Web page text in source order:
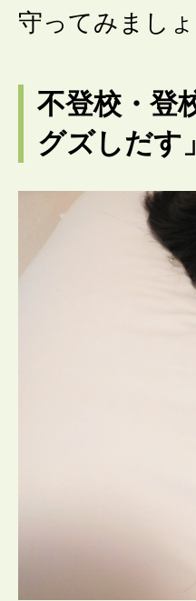
守ってみましょ
不登校・登
グズしだす」